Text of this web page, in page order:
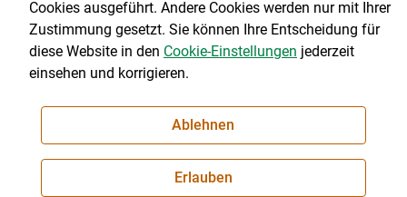
Impressum|Kontakt|Datenschutzerklärung|Barrierefreiheit|
Cookie-Einstellungen
NEWSLETTER
Cookies ausgeführt. Andere Cookies werden nur mit Ihrer
Zustimmung gesetzt. Sie können Ihre Entscheidung für
diese Website in den Cookie-Einstellungen jederzeit
einsehen und korrigieren.
Ablehnen
Erlauben